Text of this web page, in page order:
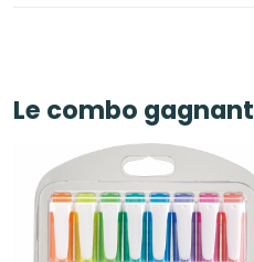
Le combo gagnant